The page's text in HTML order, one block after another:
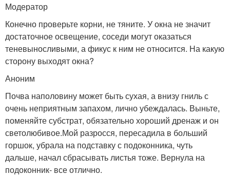
Модератор
Конечно проверьте корни, не тяните. У окна не значит
достаточное освещение, соседи могут оказаться
теневыносливыми, а фикус к ним не относится. На какую
сторону выходят окна?
Аноним
Почва наполовину может быть сухая, а внизу гниль с
очень неприятным запахом, лично убеждалась. Выньте,
поменяйте субстрат, обязательно хороший дренаж и он
светолюбивое.Мой разросся, пересадила в больший
горшок, убрала на подставку с подоконника, чуть
дальше, начал сбрасывать листья тоже. Вернула на
подоконник- все отлично.